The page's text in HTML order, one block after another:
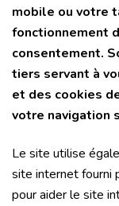
mobile ou votre
fonctionnement
consentement.
tiers servant à
et des cookies
votre navigation
Le site utilise
site internet fourni
pour aider le site